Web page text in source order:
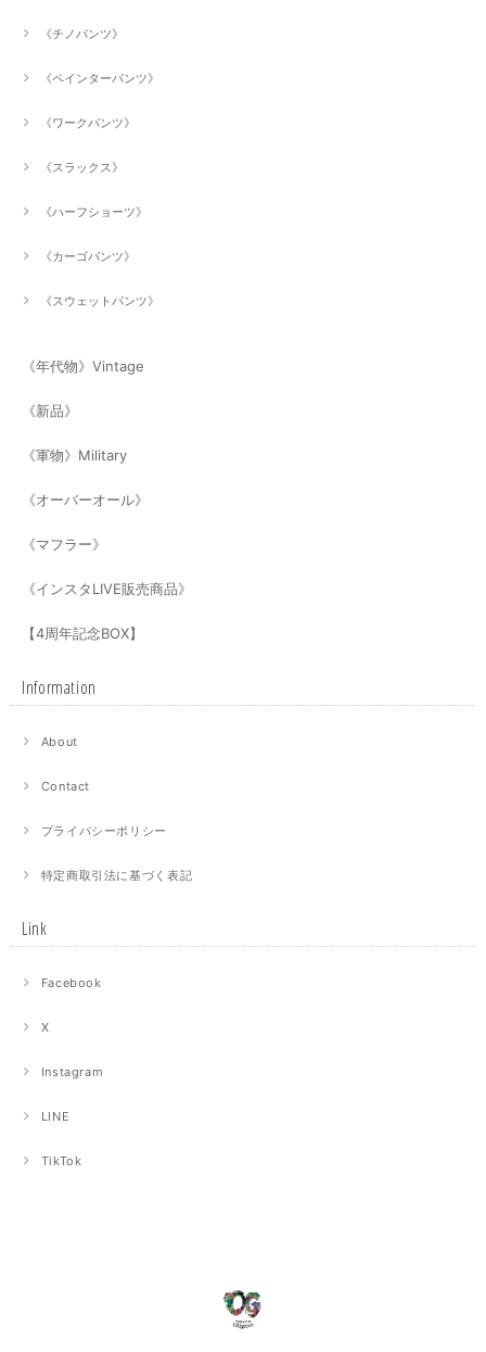
《チノパンツ》
《ペインターパンツ》
《ワークパンツ》
《スラックス》
《ハーフショーツ》
《カーゴパンツ》
《スウェットパンツ》
《年代物》Vintage
《新品》
《軍物》Military
《オーバーオール》
《マフラー》
《インスタLIVE販売商品》
【4周年記念BOX】
Information
About
Contact
プライバシーポリシー
特定商取引法に基づく表記
Link
Facebook
X
Instagram
LINE
TikTok